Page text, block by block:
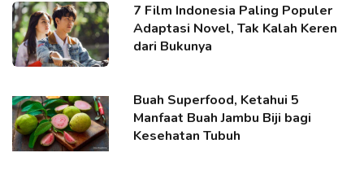
7 Film Indonesia Paling Populer
Adaptasi Novel, Tak Kalah Keren
dari Bukunya
Buah Superfood, Ketahui 5
Manfaat Buah Jambu Biji bagi
Kesehatan Tubuh